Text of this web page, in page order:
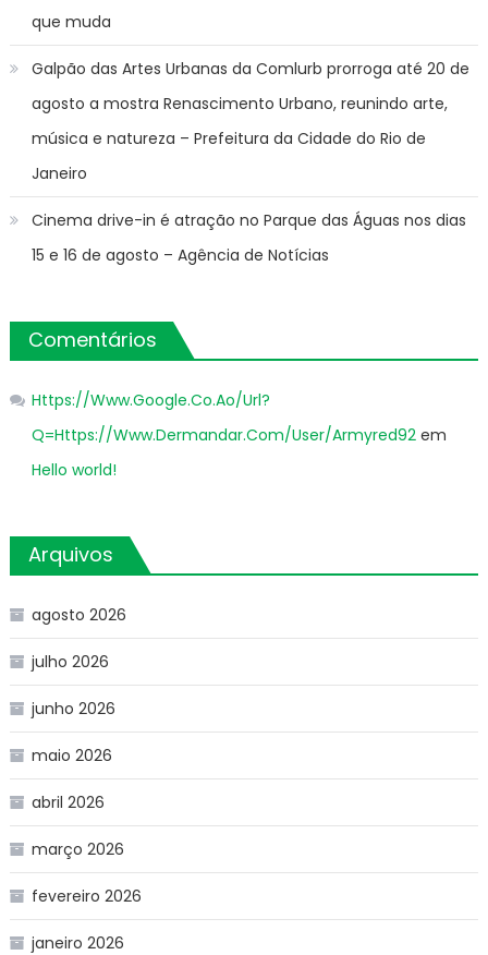
que muda
Galpão das Artes Urbanas da Comlurb prorroga até 20 de
agosto a mostra Renascimento Urbano, reunindo arte,
música e natureza – Prefeitura da Cidade do Rio de
Janeiro
Cinema drive-in é atração no Parque das Águas nos dias
15 e 16 de agosto – Agência de Notícias
Comentários
Https://Www.Google.Co.Ao/Url?
Q=Https://Www.Dermandar.Com/User/Armyred92em
Hello world!
Arquivos
agosto 2026
julho 2026
junho 2026
maio 2026
abril 2026
março 2026
fevereiro 2026
janeiro 2026